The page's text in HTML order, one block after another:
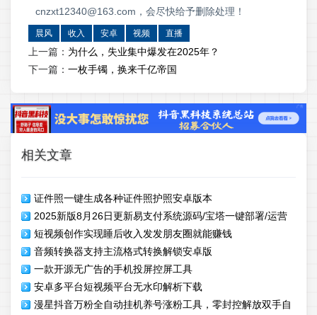
cnzxt12340@163.com，会尽快给予删除处理！
晨风 收入 安卓 视频 直播
上一篇： 为什么，失业集中爆发在2025年？
下一篇： 一枚手镯，换来千亿帝国
相关文章
证件照一键生成各种证件照护照安卓版本
2025新版8月26日更新易支付系统源码/宝塔一键部署/运营
版/轮询
短视频创作实现睡后收入发发朋友圈就能赚钱
音频转换器支持主流格式转换解锁安卓版
一款开源无广告的手机投屏控屏工具
安卓多平台短视频平台无水印解析下载
漫星抖音万粉全自动挂机养号涨粉工具，零封控解放双手自